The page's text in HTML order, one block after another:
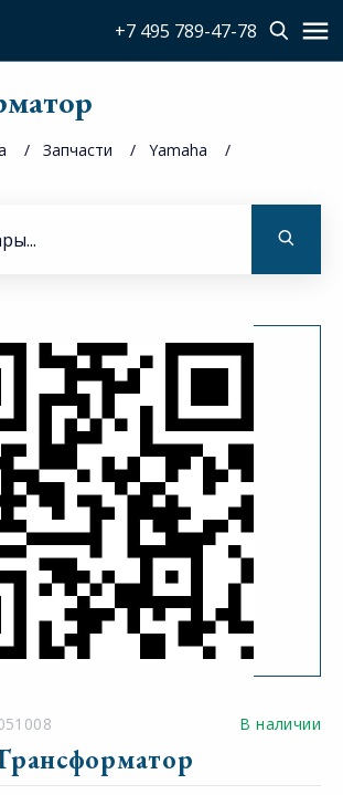
+7 495 789-47-78
Запчасти
Yamaha
В наличии